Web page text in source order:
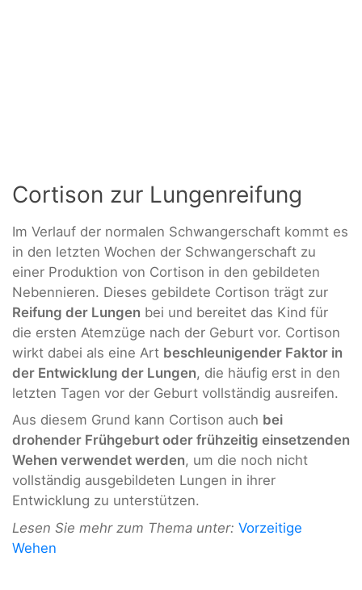
Cortison zur Lungenreifung
Im Verlauf der normalen Schwangerschaft kommt es
in den letzten Wochen der Schwangerschaft zu
einer Produktion von Cortison in den gebildeten
Nebennieren. Dieses gebildete Cortison trägt zur
Reifung der Lungen bei und bereitet das Kind für
die ersten Atemzüge nach der Geburt vor. Cortison
wirkt dabei als eine Art beschleunigender Faktor in
der Entwicklung der Lungen, die häufig erst in den
letzten Tagen vor der Geburt vollständig ausreifen.
Aus diesem Grund kann Cortison auch bei
drohender Frühgeburt oder frühzeitig einsetzenden
Wehen verwendet werden, um die noch nicht
vollständig ausgebildeten Lungen in ihrer
Entwicklung zu unterstützen.
Lesen Sie mehr zum Thema unter: Vorzeitige
Wehen